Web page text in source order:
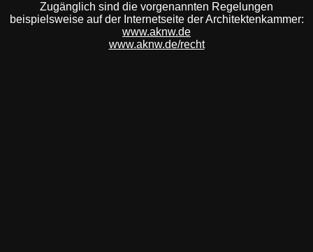
Zugänglich sind die vorgenannten Regelungen
beispielsweise auf der Internetseite der Architektenkammer:
www.aknw.de
www.aknw.de/recht